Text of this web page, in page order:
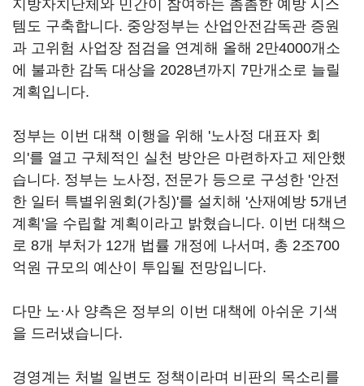
지방자치단체와 민간이 참여하는 촘촘한 예방 시스
템도 구축합니다. 중앙정부는 산업안전감독관 증원
과 고위험 사업장 점검을 연계해 올해 2만4000개소
에 불과한 감독 대상을 2028년까지 7만개소로 늘릴
계획입니다.
정부는 이번 대책 이행을 위해 '노사정 대표자 회
의'를 열고 구체적인 실천 방안은 마련하자고 제안했
습니다. 정부는 노사정, 전문가 등으로 구성한 '안전
한 일터 특별위원회(가칭)'를 설치해 '산재예방 5개년
계획'을 수립할 계획이라고 밝혔습니다. 이번 대책으
로 8개 부처가 12개 법률 개정에 나서며, 총 2조700
억원 규모의 예산이 투입될 전망입니다.
다만 노·사 양측은 정부의 이번 대책에 아쉬운 기색
을 드러냈습니다.
경영계는 처벌 일변도 정책이라며 비판의 목소리를